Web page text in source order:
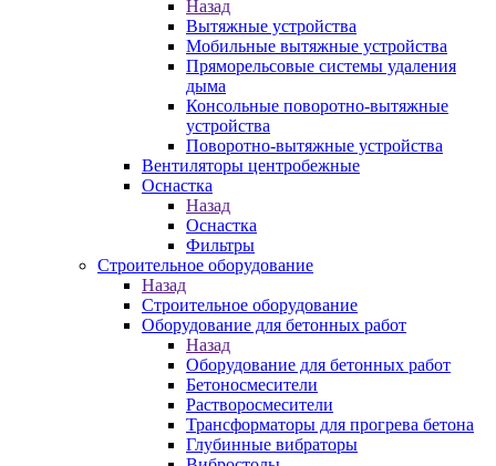
Назад
Вытяжные устройства
Мобильные вытяжные устройства
Пряморельсовые системы удаления
дыма
Консольные поворотно-вытяжные
устройства
Поворотно-вытяжные устройства
Вентиляторы центробежные
Оснастка
Назад
Оснастка
Фильтры
Строительное оборудование
Назад
Строительное оборудование
Оборудование для бетонных работ
Назад
Оборудование для бетонных работ
Бетоносмесители
Растворосмесители
Трансформаторы для прогрева бетона
Глубинные вибраторы